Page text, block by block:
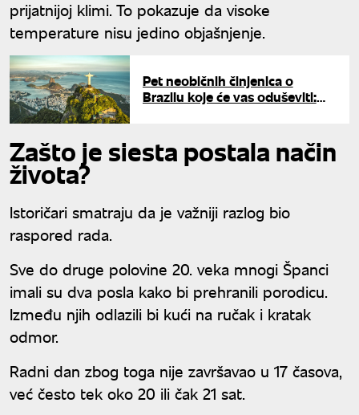
prijatnijoj klimi. To pokazuje da visoke
temperature nisu jedino objašnjenje.
Pet neobičnih činjenica o
Brazilu koje će vas oduševiti:
Zašto je siesta postala način
života?
Istoričari smatraju da je važniji razlog bio
raspored rada.
Sve do druge polovine 20. veka mnogi Španci
imali su dva posla kako bi prehranili porodicu.
Između njih odlazili bi kući na ručak i kratak
odmor.
Radni dan zbog toga nije završavao u 17 časova,
već često tek oko 20 ili čak 21 sat.